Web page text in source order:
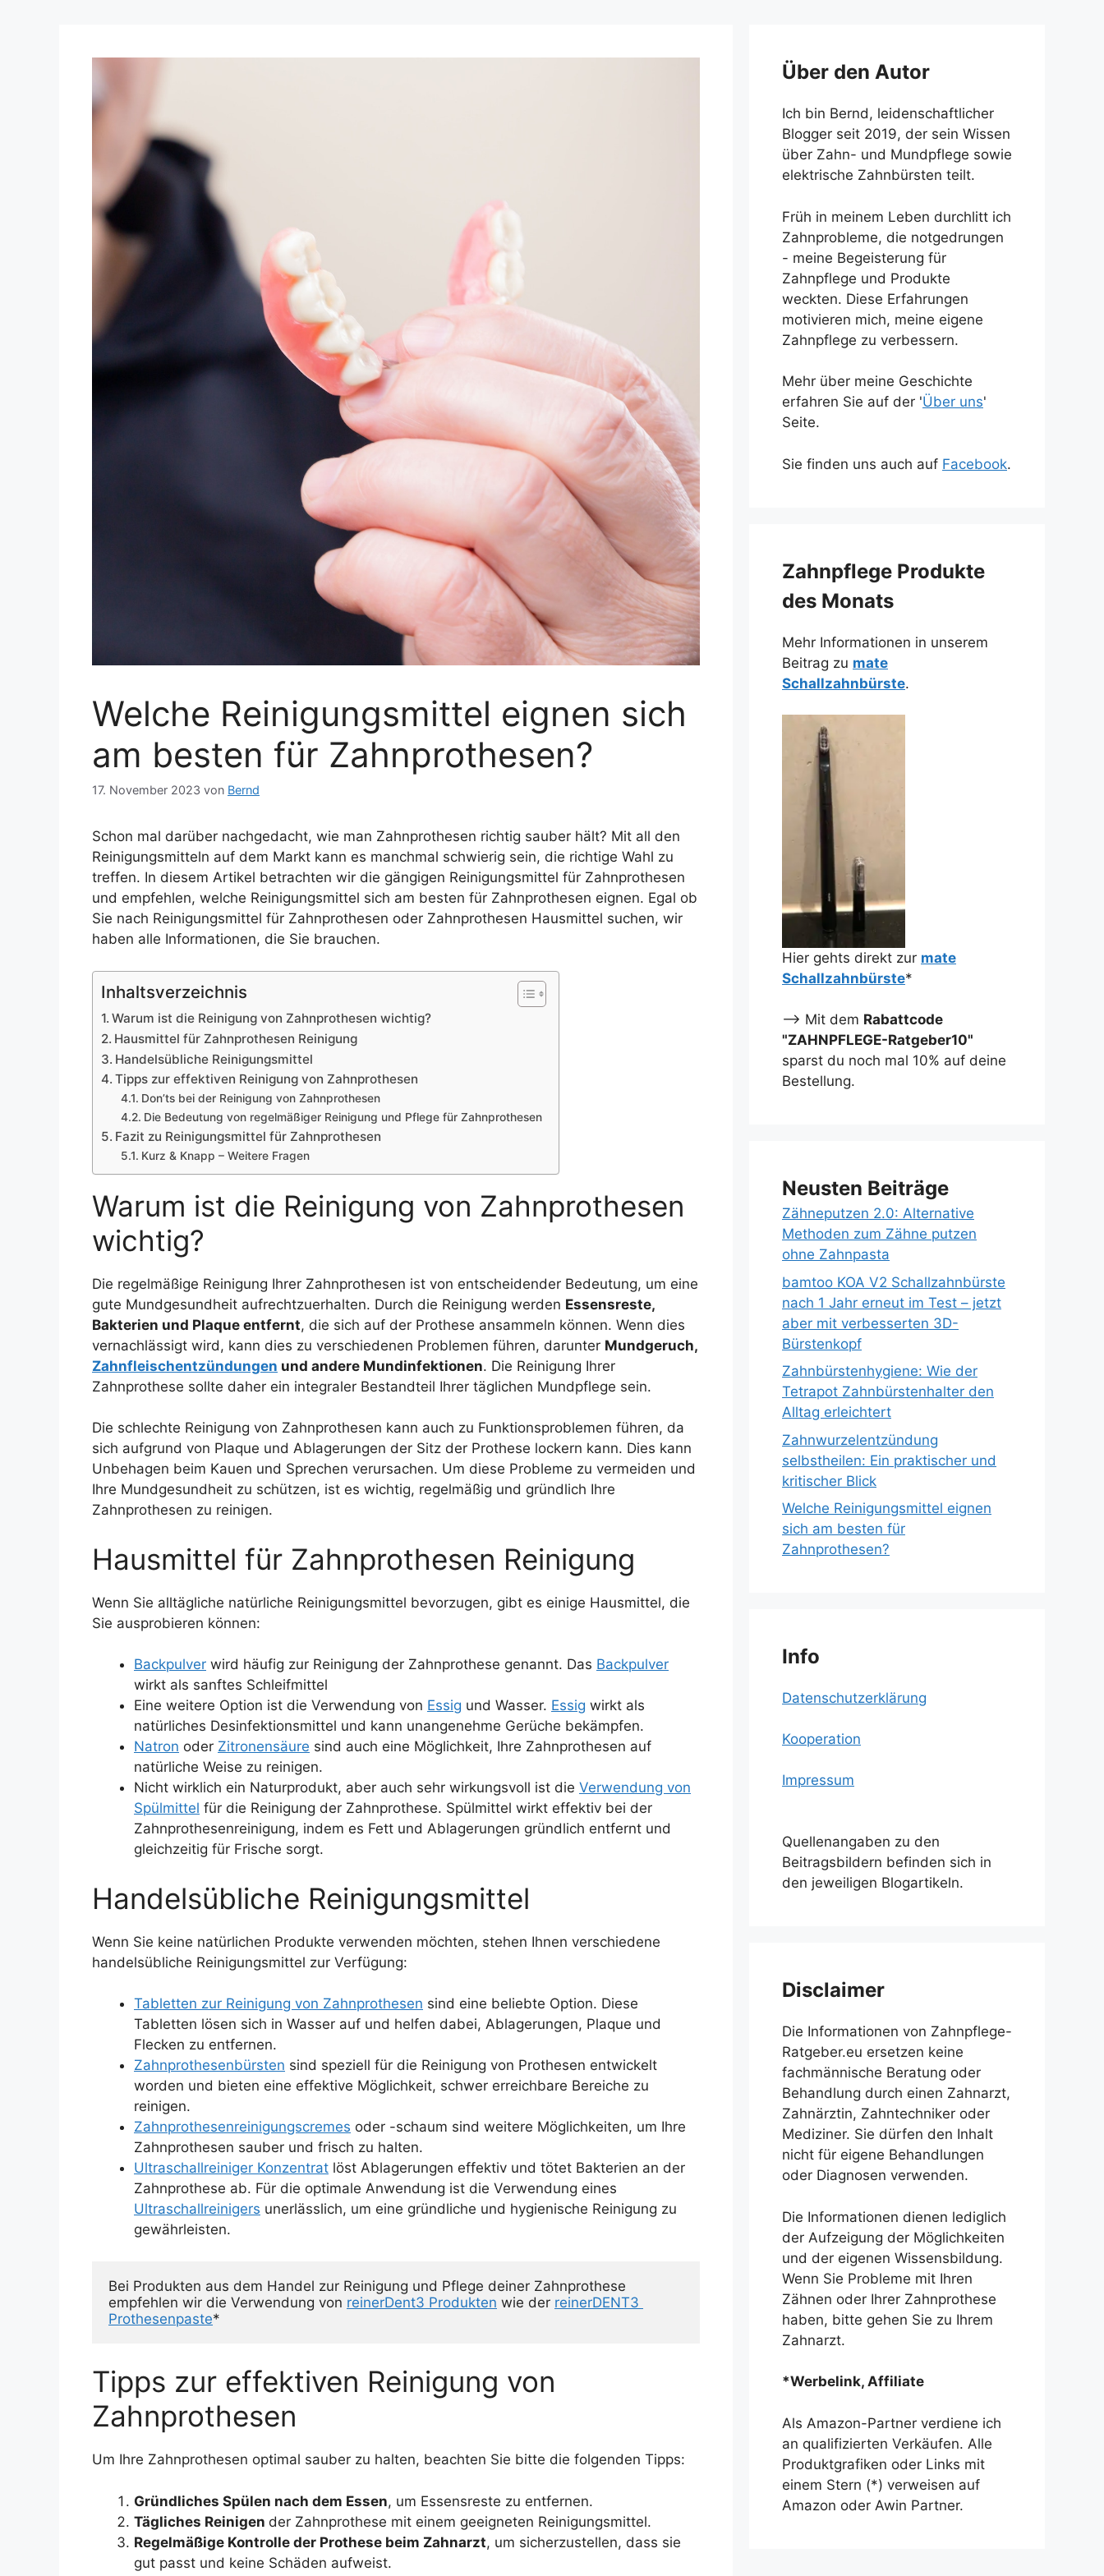
Welche Reinigungsmittel eignen sich
am besten für Zahnprothesen?
17. November 2023 von Bernd
Schon mal darüber nachgedacht, wie man Zahnprothesen richtig sauber hält? Mit all den
Reinigungsmitteln auf dem Markt kann es manchmal schwierig sein, die richtige Wahl zu
treffen. In diesem Artikel betrachten wir die gängigen Reinigungsmittel für Zahnprothesen
und empfehlen, welche Reinigungsmittel sich am besten für Zahnprothesen eignen. Egal ob
Sie nach Reinigungsmittel für Zahnprothesen oder Zahnprothesen Hausmittel suchen, wir
haben alle Informationen, die Sie brauchen.
Inhaltsverzeichnis
Warum ist die Reinigung von Zahnprothesen wichtig?
Hausmittel für Zahnprothesen Reinigung
Handelsübliche Reinigungsmittel
Tipps zur effektiven Reinigung von Zahnprothesen
Don’ts bei der Reinigung von Zahnprothesen
Die Bedeutung von regelmäßiger Reinigung und Pflege für Zahnprothesen
Fazit zu Reinigungsmittel für Zahnprothesen
Kurz & Knapp – Weitere Fragen
Warum ist die Reinigung von Zahnprothesen
wichtig?
Die regelmäßige Reinigung Ihrer Zahnprothesen ist von entscheidender Bedeutung, um eine
gute Mundgesundheit aufrechtzuerhalten. Durch die Reinigung werden Essensreste,
Bakterien und Plaque entfernt, die sich auf der Prothese ansammeln können. Wenn dies
vernachlässigt wird, kann dies zu verschiedenen Problemen führen, darunter Mundgeruch,
Zahnfleischentzündungen und andere Mundinfektionen. Die Reinigung Ihrer
Zahnprothese sollte daher ein integraler Bestandteil Ihrer täglichen Mundpflege sein.
Die schlechte Reinigung von Zahnprothesen kann auch zu Funktionsproblemen führen, da
sich aufgrund von Plaque und Ablagerungen der Sitz der Prothese lockern kann. Dies kann
Unbehagen beim Kauen und Sprechen verursachen. Um diese Probleme zu vermeiden und
Ihre Mundgesundheit zu schützen, ist es wichtig, regelmäßig und gründlich Ihre
Zahnprothesen zu reinigen.
Hausmittel für Zahnprothesen Reinigung
Wenn Sie alltägliche natürliche Reinigungsmittel bevorzugen, gibt es einige Hausmittel, die
Sie ausprobieren können:
Backpulver wird häufig zur Reinigung der Zahnprothese genannt. Das Backpulver
wirkt als sanftes Schleifmittel
Eine weitere Option ist die Verwendung von Essig und Wasser. Essig wirkt als
natürliches Desinfektionsmittel und kann unangenehme Gerüche bekämpfen.
Natron oder Zitronensäure sind auch eine Möglichkeit, Ihre Zahnprothesen auf
natürliche Weise zu reinigen.
Nicht wirklich ein Naturprodukt, aber auch sehr wirkungsvoll ist die Verwendung von
Spülmittel für die Reinigung der Zahnprothese. Spülmittel wirkt effektiv bei der
Zahnprothesenreinigung, indem es Fett und Ablagerungen gründlich entfernt und
gleichzeitig für Frische sorgt.
Handelsübliche Reinigungsmittel
Wenn Sie keine natürlichen Produkte verwenden möchten, stehen Ihnen verschiedene
handelsübliche Reinigungsmittel zur Verfügung:
Tabletten zur Reinigung von Zahnprothesen sind eine beliebte Option. Diese
Tabletten lösen sich in Wasser auf und helfen dabei, Ablagerungen, Plaque und
Flecken zu entfernen.
Zahnprothesenbürsten sind speziell für die Reinigung von Prothesen entwickelt
worden und bieten eine effektive Möglichkeit, schwer erreichbare Bereiche zu
reinigen.
Zahnprothesenreinigungscremes oder -schaum sind weitere Möglichkeiten, um Ihre
Zahnprothesen sauber und frisch zu halten.
Ultraschallreiniger Konzentrat löst Ablagerungen effektiv und tötet Bakterien an der
Zahnprothese ab. Für die optimale Anwendung ist die Verwendung eines
Ultraschallreinigers unerlässlich, um eine gründliche und hygienische Reinigung zu
gewährleisten.
Bei Produkten aus dem Handel zur Reinigung und Pflege deiner Zahnprothese
empfehlen wir die Verwendung von reinerDent3 Produkten wie der reinerDENT3
Prothesenpaste*
Tipps zur effektiven Reinigung von
Zahnprothesen
Um Ihre Zahnprothesen optimal sauber zu halten, beachten Sie bitte die folgenden Tipps:
Gründliches Spülen nach dem Essen, um Essensreste zu entfernen.
Tägliches Reinigen der Zahnprothese mit einem geeigneten Reinigungsmittel.
Regelmäßige Kontrolle der Prothese beim Zahnarzt, um sicherzustellen, dass sie
gut passt und keine Schäden aufweist.
Über den Autor
Ich bin Bernd, leidenschaftlicher
Blogger seit 2019, der sein Wissen
über Zahn- und Mundpflege sowie
elektrische Zahnbürsten teilt.
Früh in meinem Leben durchlitt ich
Zahnprobleme, die notgedrungen
- meine Begeisterung für
Zahnpflege und Produkte
weckten. Diese Erfahrungen
motivieren mich, meine eigene
Zahnpflege zu verbessern.
Mehr über meine Geschichte
erfahren Sie auf der 'Über uns'
Seite.
Sie finden uns auch auf Facebook.
Zahnpflege Produkte
des Monats
Mehr Informationen in unserem
Beitrag zu mate
Schallzahnbürste.
Hier gehts direkt zur mate
Schallzahnbürste*
--> Mit dem Rabattcode
"ZAHNPFLEGE-Ratgeber10"
sparst du noch mal 10% auf deine
Bestellung.
Neusten Beiträge
Zähneputzen 2.0: Alternative
Methoden zum Zähne putzen
ohne Zahnpasta
bamtoo KOA V2 Schallzahnbürste
nach 1 Jahr erneut im Test – jetzt
aber mit verbesserten 3D-
Bürstenkopf
Zahnbürstenhygiene: Wie der
Tetrapot Zahnbürstenhalter den
Alltag erleichtert
Zahnwurzelentzündung
selbstheilen: Ein praktischer und
kritischer Blick
Welche Reinigungsmittel eignen
sich am besten für
Zahnprothesen?
Info
Datenschutzerklärung
Kooperation
Impressum
Quellenangaben zu den
Beitragsbildern befinden sich in
den jeweiligen Blogartikeln.
Disclaimer
Die Informationen von Zahnpflege-
Ratgeber.eu ersetzen keine
fachmännische Beratung oder
Behandlung durch einen Zahnarzt,
Zahnärztin, Zahntechniker oder
Mediziner. Sie dürfen den Inhalt
nicht für eigene Behandlungen
oder Diagnosen verwenden.
Die Informationen dienen lediglich
der Aufzeigung der Möglichkeiten
und der eigenen Wissensbildung.
Wenn Sie Probleme mit Ihren
Zähnen oder Ihrer Zahnprothese
haben, bitte gehen Sie zu Ihrem
Zahnarzt.
*Werbelink, Affiliate
Als Amazon-Partner verdiene ich
an qualifizierten Verkäufen. Alle
Produktgrafiken oder Links mit
einem Stern (*) verweisen auf
Amazon oder Awin Partner.